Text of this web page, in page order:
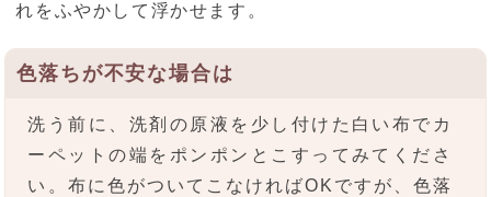
れをふやかして浮かせます。
色落ちが不安な場合は
洗う前に、洗剤の原液を少し付けた白い布でカ
ーペットの端をポンポンとこすってみてくださ
い。布に色がついてこなければOKですが、色落